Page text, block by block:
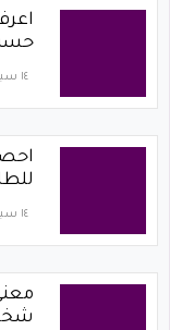
١٤ سبتمبر ٢٠٢٠
١٤ سبتمبر ٢٠٢٠